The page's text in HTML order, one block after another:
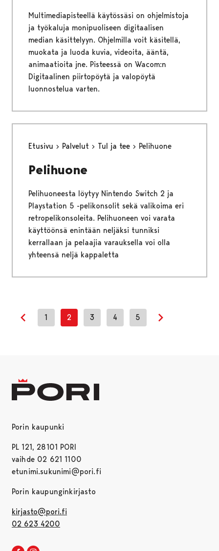
Multimediapisteellä käytössäsi on ohjelmistoja
ja työkaluja monipuoliseen digitaalisen
median käsittelyyn. Ohjelmilla voit käsitellä,
muokata ja luoda kuvia, videoita, ääntä,
animaatioita jne. Pisteessä on Wacom:n
Digitaalinen piirtopöytä ja valopöytä
luonnostelua varten.
Etusivu Palvelut Tul ja tee Pelihuone
Pelihuone
Pelihuoneesta löytyy Nintendo Switch 2 ja
Playstation 5 -pelikonsolit sekä valikoima eri
retropelikonsoleita. Pelihuoneen voi varata
käyttöönsä enintään neljäksi tunniksi
kerrallaan ja pelaajia varauksella voi olla
yhteensä neljä kappaletta
Previous page
1 2 3 4 5
Porin kaupunki
PL 121, 28101 PORI
vaihde 02 621 1100
etunimi.sukunimi@pori.fi
Porin kaupunginkirjasto
kirjasto@pori.fi
02 623 4200